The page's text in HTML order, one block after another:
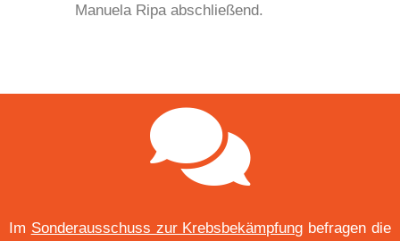
Manuela Ripa abschließend.
Im Sonderausschuss zur Krebsbekämpfung befragen die